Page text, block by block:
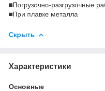
■Погрузочно-разгрузочные
■При плавке металла
Скрыть
Характеристики
Основные